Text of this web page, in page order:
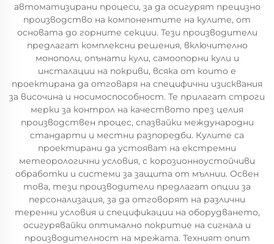
автоматизирани процеси, за да осигурят прецизно
производство на компонентите на кулите, от
основата до горните секции. Тези производители
предлагат комплексни решения, включително
монополи, опънати кули, самоопорни кули и
инсталации на покриви, всяка от които е
проектирана да отговаря на специфични изисквания
за височина и носимоспособност. Те прилагат строги
мерки за контрол на качеството през целия
производствен процес, спазвайки международни
стандарти и местни разпоредби. Кулите са
проектирани да устояват на екстремни
метеорологични условия, с корозионноустойчиви
обработки и системи за защита от мълнии. Освен
това, тези производители предлагат опции за
персонализация, за да отговорят на различни
теренни условия и спецификации на оборудването,
осигурявайки оптимално покритие на сигнала и
производителност на мрежата. Техният опит